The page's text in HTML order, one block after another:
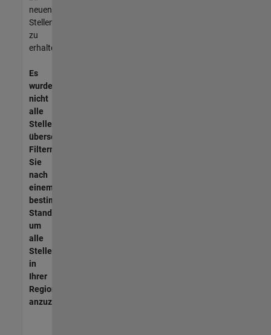
neuen
Stellenangeboten
zu
erhalten.
Es
wurden
nicht
alle
Stellen
übersetzt.
Filtern
Sie
nach
einem
bestimmten
Standort,
um
alle
Stellenangebote
in
Ihrer
Region
anzuzeigen.